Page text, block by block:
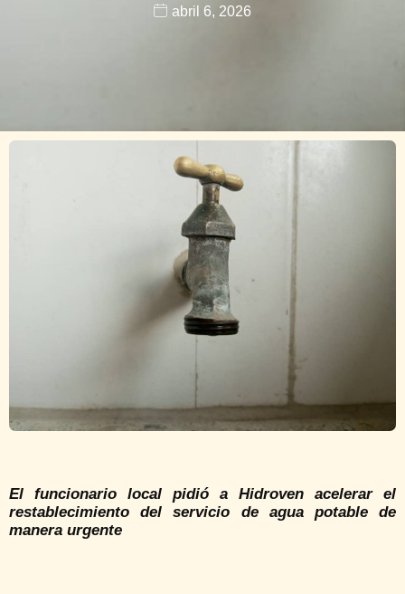
abril 6, 2026
El funcionario local pidió a Hidroven acelerar el
restablecimiento del servicio de agua potable de
manera urgente